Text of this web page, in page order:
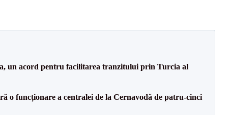
un acord pentru facilitarea tranzitului prin Turcia al
o funcționare a centralei de la Cernavodă de patru-cinci